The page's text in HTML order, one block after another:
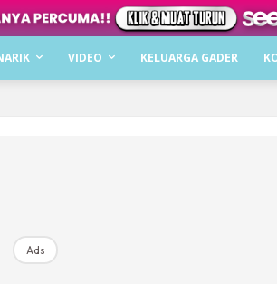
VIDEO KELUARGA GADER
Ads